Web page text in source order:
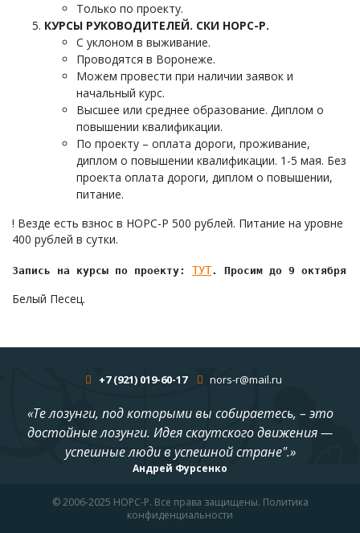
Только по проекту.
КУРСЫ РУКОВОДИТЕЛЕЙ. СКИ НОРС-Р.
С уклоном в выживание.
Проводятся в Воронеже.
Можем провести при наличии заявок и
начальный курс.
Высшее или среднее образование. Диплом о
повышении квалификации.
По проекту – оплата дороги, проживание,
диплом о повышении квалификации. 1-5 мая. Без
проекта оплата дороги, диплом о повышении,
питание.
! Везде есть взнос в НОРС-Р 500 рублей. Питание на уровне
400 рублей в сутки.
Запись на курсы по проекту: ТУТ. Просим до 9 октября!
Белый Песец.
+7 (921) 019-60-17 nors-r@mail.ru
«Те лозунги, под которыми вы собираетесь, – это
достойные лозунги. Идея скаутского движения —
успешные люди в успешной стране".»
Андрей Фурсенко
© 2006-2025 НОРС-Р. Все права защищены. Политика
конфиденциальности